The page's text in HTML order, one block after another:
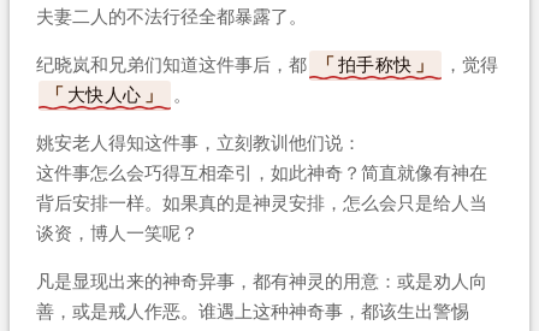
夫妻二人的不法行径全都暴露了。
纪晓岚和兄弟们知道这件事后，都 拍手称快
，觉得
大快人心
。
姚安老人得知这件事，立刻教训他们说：
这件事怎么会巧得互相牵引，如此神奇？简直就像有神在
背后安排一样。如果真的是神灵安排，怎么会只是给人当
谈资，博人一笑呢？
凡是显现出来的神奇异事，都有神灵的用意：或是劝人向
善，或是戒人作恶。谁遇上这种神奇事，都该生出警惕